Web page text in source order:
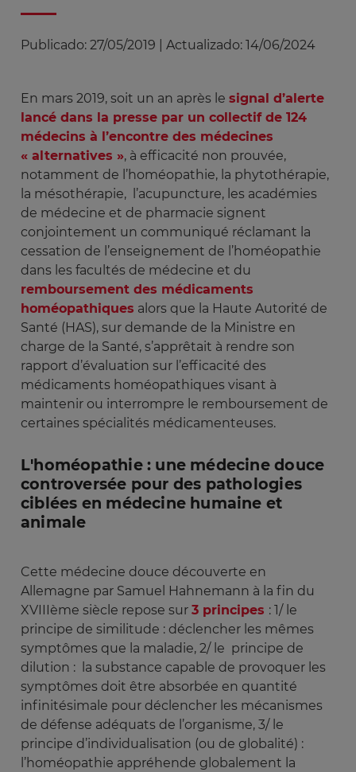
Publicado: 27/05/2019 Actualizado: 14/06/2024
En mars 2019, soit un an après le signal d’alerte
lancé dans la presse par un collectif de 124
médecins à l’encontre des médecines
« alternatives », à efficacité non prouvée,
notamment de l’homéopathie, la phytothérapie,
la mésothérapie, l’acupuncture, les académies
de médecine et de pharmacie signent
conjointement un communiqué réclamant la
cessation de l’enseignement de l’homéopathie
dans les facultés de médecine et du
remboursement des médicaments
homéopathiques alors que la Haute Autorité de
Santé (HAS), sur demande de la Ministre en
charge de la Santé, s’apprêtait à rendre son
rapport d’évaluation sur l’efficacité des
médicaments homéopathiques visant à
maintenir ou interrompre le remboursement de
certaines spécialités médicamenteuses.
L'homéopathie : une médecine douce
controversée pour des pathologies
ciblées en médecine humaine et
animale
Cette médecine douce découverte en
Allemagne par Samuel Hahnemann à la fin du
XVIIIème siècle repose sur 3 principes : 1/ le
principe de similitude : déclencher les mêmes
symptômes que la maladie, 2/ le principe de
dilution : la substance capable de provoquer les
symptômes doit être absorbée en quantité
infinitésimale pour déclencher les mécanismes
de défense adéquats de l’organisme, 3/ le
principe d’individualisation (ou de globalité) :
l’homéopathie appréhende globalement la